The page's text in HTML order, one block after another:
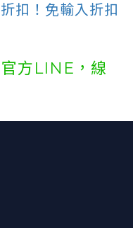
扣！免輸入折扣
方LINE， 線